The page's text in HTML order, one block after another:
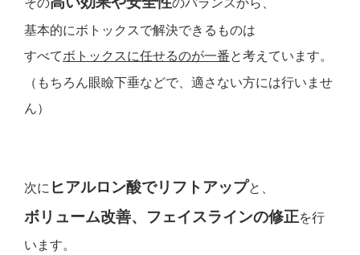
基本的にボトックスで解決できるものは
すべてボトックスに任せるのが一番と考えています。
（もちろん眼瞼下垂などで、適さない方には行いませ
ん）
次に ヒアルロン酸でリフトアップと、
ボリューム改善、フェイスラインの修正を行
います。